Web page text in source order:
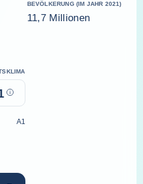
BEVÖLKERUNG (IM JAHR 2021)
11,7 Millionen
Help
A1